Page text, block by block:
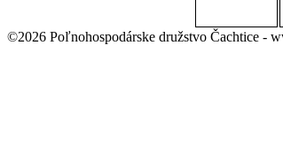
©2026 Poľnohospodárske družstvo Čachtice -